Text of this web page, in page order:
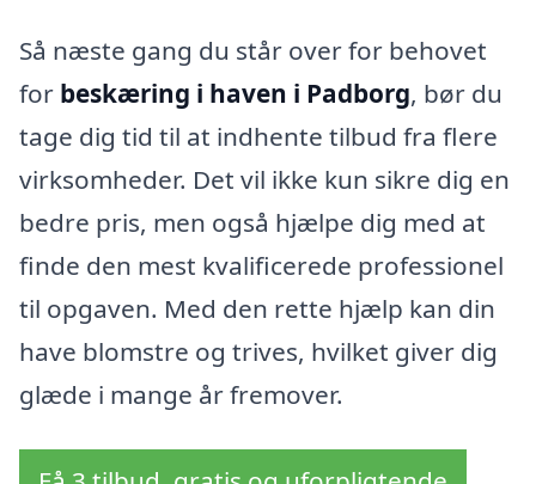
Så næste gang du står over for behovet
for beskæring i haven i Padborg, bør du
tage dig tid til at indhente tilbud fra flere
virksomheder. Det vil ikke kun sikre dig en
bedre pris, men også hjælpe dig med at
finde den mest kvalificerede professionel
til opgaven. Med den rette hjælp kan din
have blomstre og trives, hvilket giver dig
glæde i mange år fremover.